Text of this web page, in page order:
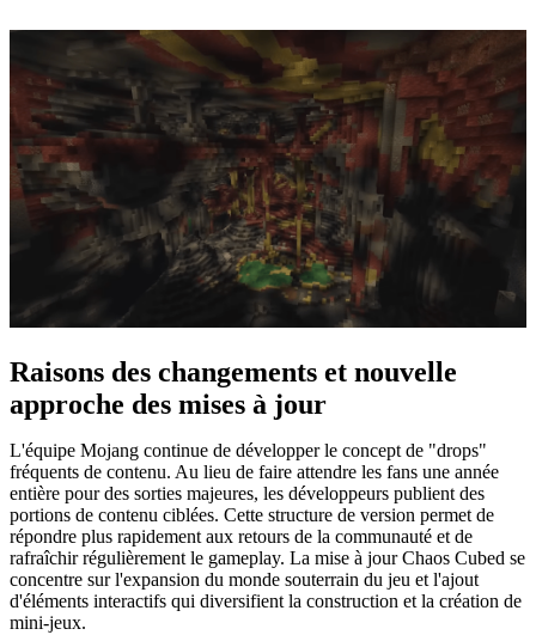
Raisons des changements et nouvelle
approche des mises à jour
L'équipe Mojang continue de développer le concept de "drops"
fréquents de contenu. Au lieu de faire attendre les fans une année
entière pour des sorties majeures, les développeurs publient des
portions de contenu ciblées. Cette structure de version permet de
répondre plus rapidement aux retours de la communauté et de
rafraîchir régulièrement le gameplay. La mise à jour Chaos Cubed se
concentre sur l'expansion du monde souterrain du jeu et l'ajout
d'éléments interactifs qui diversifient la construction et la création de
mini-jeux.